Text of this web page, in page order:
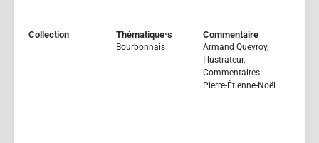
Collection Thématique·s
Bourbonnais
Commentaire
Armand Queyroy,
Illustrateur,
Commentaires :
Pierre-Étienne-Noël